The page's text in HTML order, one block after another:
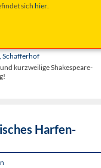
sich hier.
Schafferhof
kurzweilige Shakespeare-
Harfen-